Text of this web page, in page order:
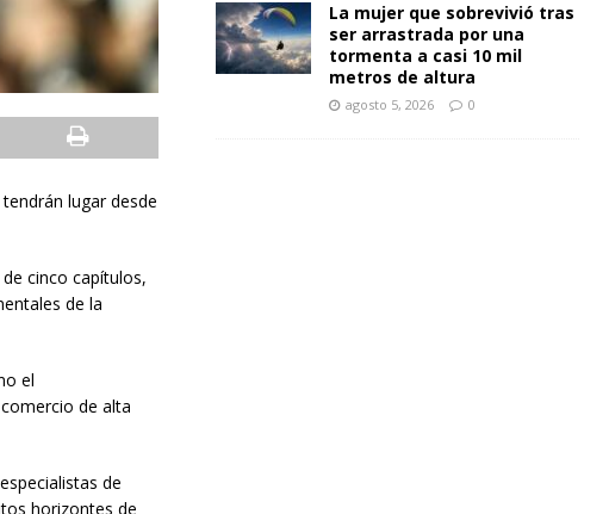
lugar desde
cinco capítulos,
de la
el
de alta
de
horizontes de
La mujer que sobrevivió tras
ser arrastrada por una
tormenta a casi 10 mil
metros de altura
agosto 5, 2026 0